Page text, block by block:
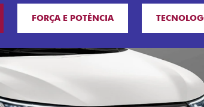
FORÇA E POTÊNCIA